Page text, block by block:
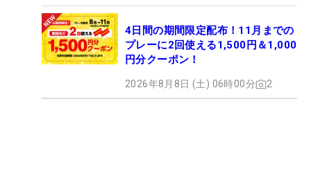
4日間の期間限定配布！11月までの
プレーに2回使える1,500円＆1,000
円分クーポン！
2026年8月8日 (土) 06時00分 2